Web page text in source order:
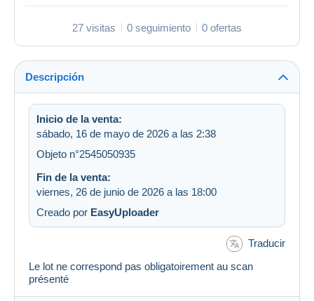
27 visitas 0 seguimiento 0 ofertas
Descripción
Inicio de la venta:
sábado, 16 de mayo de 2026 a las 2:38
Objeto n°2545050935
Fin de la venta:
viernes, 26 de junio de 2026 a las 18:00
Creado por EasyUploader
Traducir
Le lot ne correspond pas obligatoirement au scan
présenté